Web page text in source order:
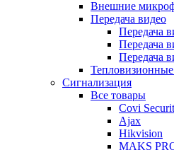
Внешние
Передача видео
Передача
Передача
Передача
Сигнализация
Все товары
Covi
Ajax
Hikvision
MAKS